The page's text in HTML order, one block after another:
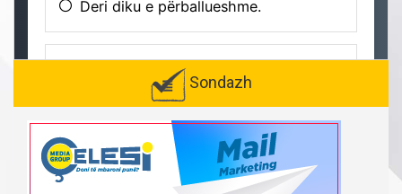
Sondazh